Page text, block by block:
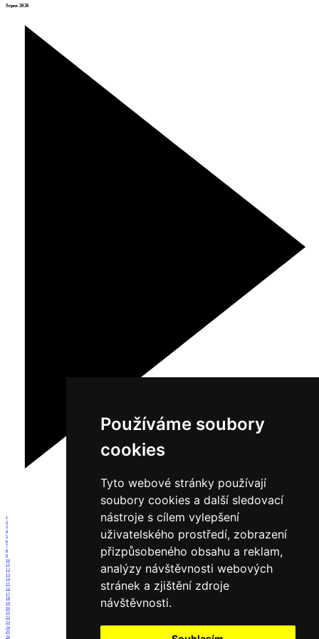
Používáme soubory
cookies
Tyto webové stránky používají
soubory cookies a další sledovací
nástroje s cílem vylepšení
uživatelského prostředí, zobrazení
přizpůsobeného obsahu a reklam,
analýzy návštěvnosti webových
stránek a zjištění zdroje
návštěvnosti.
Srpen 2026
1
2
3
4
5
6
7
8
9
10
11
12
13
14
15
16
17
18
19
20
21
22
23
24
25
26